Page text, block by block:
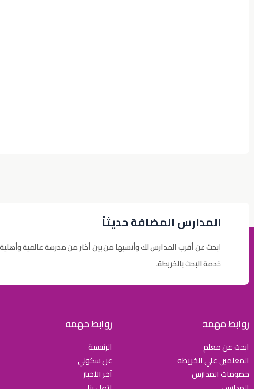
المدارس المضافة حديثاً
ابحث عن أقرب المدارس لك وأنسبها من بين أكثر من مدرسة عالمية
خدمة البحث بالخريطة.
روابط مهمه
ابحث عن معلم
المعلمين علي الخريطه
خصومات المدارس
روابط مهمه
الرئيسية
عن سكولي
آخر الأخبار